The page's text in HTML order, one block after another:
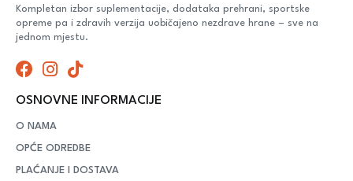
Kompletan izbor suplementacije, dodataka prehrani, sportske
opreme pa i zdravih verzija uobičajeno nezdrave hrane – sve na
jednom mjestu.
OSNOVNE INFORMACIJE
O NAMA
OPĆE ODREDBE
PLAĆANJE I DOSTAVA